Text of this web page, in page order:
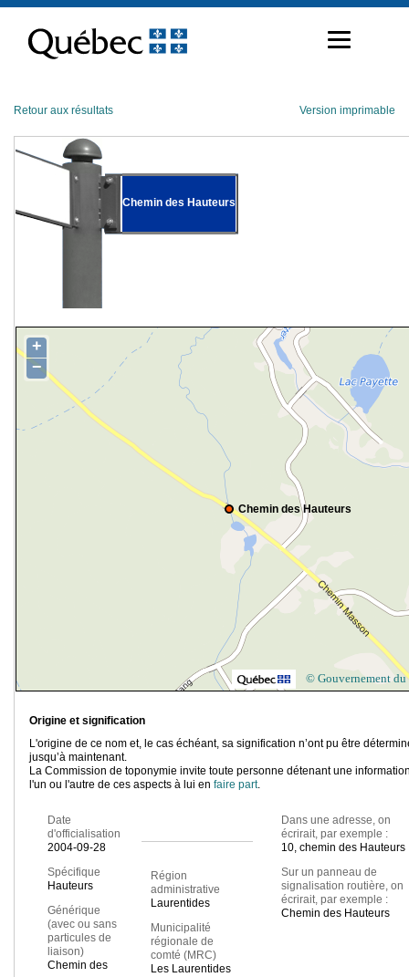
contenu
Retour aux résultats Version imprimable
Chemin des Hauteurs
Chemin des Hauteurs
+
−
© Gouvernement du
Origine et signification
L'origine de ce nom et, le cas échéant, sa signification n’ont pu être
jusqu’à maintenant.
La Commission de toponymie invite toute personne détenant une
l'un ou l'autre de ces aspects à lui en faire part.
Date
d'officialisation
2004-09-28
Spécifique
Hauteurs
Générique
(avec ou sans
particules de
liaison)
Chemin des
Région
administrative
Laurentides
Municipalité
régionale de
comté (MRC)
Les Laurentides
Dans une adresse, on
écrirait, par exemple :
10, chemin des Hauteurs
Sur un panneau de
signalisation routière, on
écrirait, par exemple :
Chemin des Hauteurs